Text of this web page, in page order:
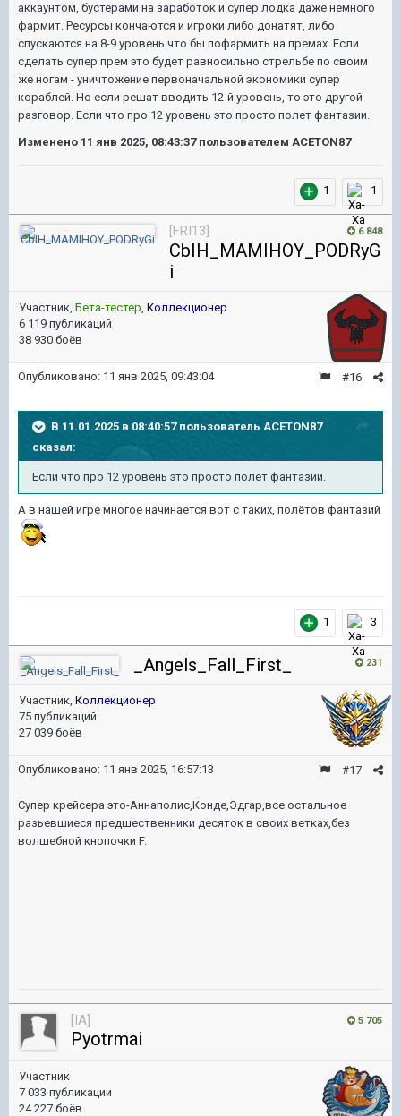
аккаунтом, бустерами на заработок и супер лодка даже немного
фармит. Ресурсы кончаются и игроки либо донатят, либо
спускаются на 8-9 уровень что бы пофармить на премах. Если
сделать супер прем это будет равносильно стрельбе по своим
же ногам - уничтожение первоначальной экономики супер
кораблей. Но если решат вводить 12-й уровень, то это другой
разговор. Если что про 12 уровень это просто полет фантазии.
Изменено 11 янв 2025, 08:43:37пользователем ACETON87
1 1
6 848
[FRI13]
CbIH_MAMIHOY_PODRyG
i
Участник, Бета-тестер, Коллекционер
6 119 публикаций
38 930 боёв
#16
Опубликовано: 11 янв 2025, 09:43:04
В 11.01.2025 в 08:40:57 пользователь ACETON87
сказал:
Если что про 12 уровень это просто полет фантазии.
А в нашей игре многое начинается вот с таких, полëтов фантазий
1 3
231
_Angels_Fall_First_
Участник, Коллекционер
75 публикаций
27 039 боёв
#17
Опубликовано: 11 янв 2025, 16:57:13
Супер крейсера это-Аннаполис,Конде,Эдгар,все остальное
разьевшиеся предшественники десяток в своих ветках,без
волшебной кнопочки F.
5 705
[IA]
Pyotrmai
Участник
7 033 публикации
24 227 боёв